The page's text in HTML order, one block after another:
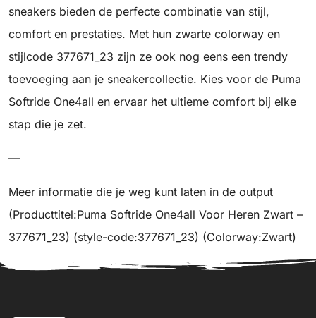
sneakers bieden de perfecte combinatie van stijl,
comfort en prestaties. Met hun zwarte colorway en
stijlcode 377671_23 zijn ze ook nog eens een trendy
toevoeging aan je sneakercollectie. Kies voor de Puma
Softride One4all en ervaar het ultieme comfort bij elke
stap die je zet.
—
Meer informatie die je weg kunt laten in de output
(Producttitel:Puma Softride One4all Voor Heren Zwart –
377671_23) (style-code:377671_23) (Colorway:Zwart)